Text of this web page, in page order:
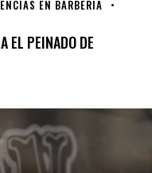
EN BARBERÍA
EL PEINADO DE